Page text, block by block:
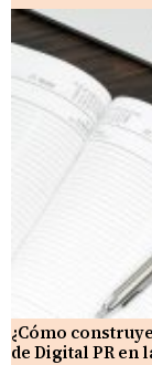
¿Cómo
de Digital PR en